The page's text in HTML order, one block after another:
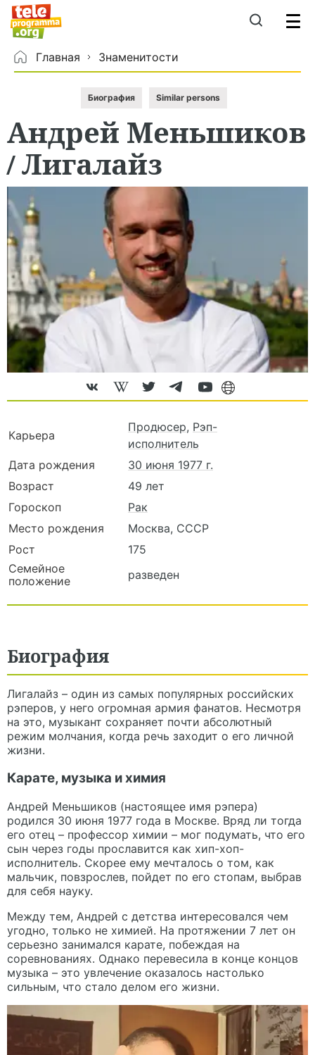
Главная Знаменитости
Биография Similar persons
Андрей Меньшиков
/Лигалайз
Карьера
Продюсер, Рэп-
исполнитель
Дата рождения
30 июня 1977 г.
Возраст
49 лет
Гороскоп
Рак
Место рождения
Москва, СССР
Рост
175
Семейное
положение
разведен
Биография
Лигалайз – один из самых популярных российских
рэперов, у него огромная армия фанатов. Несмотря
на это, музыкант сохраняет почти абсолютный
режим молчания, когда речь заходит о его личной
жизни.
Карате, музыка и химия
Андрей Меньшиков (настоящее имя рэпера)
родился 30 июня 1977 года в Москве. Вряд ли тогда
его отец – профессор химии – мог подумать, что его
сын через годы прославится как хип-хоп-
исполнитель. Скорее ему мечталось о том, как
мальчик, повзрослев, пойдет по его стопам, выбрав
для себя науку.
Между тем, Андрей с детства интересовался чем
угодно, только не химией. На протяжении 7 лет он
серьезно занимался карате, побеждая на
соревнованиях. Однако перевесила в конце концов
музыка – это увлечение оказалось настолько
сильным, что стало делом его жизни.